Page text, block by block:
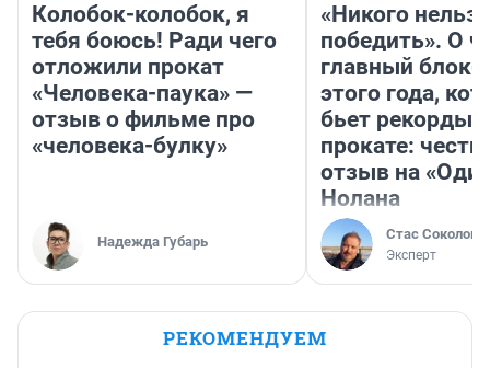
Колобок-колобок, я
тебя боюсь! Ради чего
отложили прокат
«Человека-паука» —
отзыв о фильме про
«человека-булку»
Надежда Губарь
«Никого нельзя
победить». О
главный
этого года,
бьет рекорды в
прокате:
отзыв на
Нолана
Стас Соколов
Эксперт
РЕКОМЕНДУЕМ